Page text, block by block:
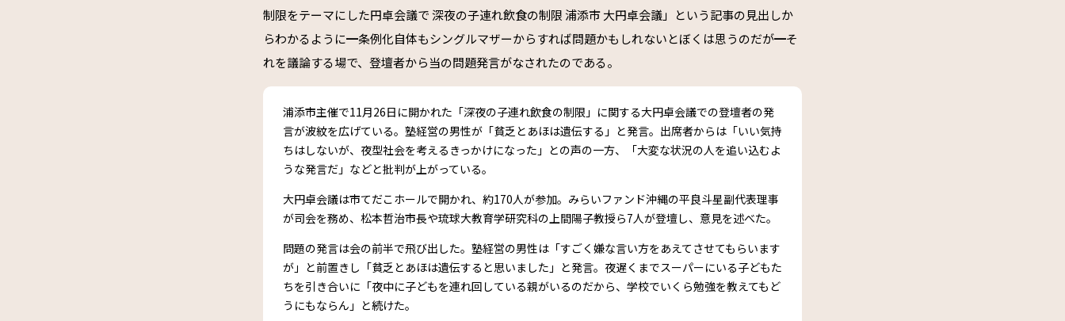
制限をテーマにした円卓会議で 深夜の子連れ飲食の制限 浦添市 大円卓会議」という記事の見出しか
らわかるように━条例化自体もシングルマザーからすれば問題かもしれないとぼくは思うのだが━そ
れを議論する場で、登壇者から当の問題発言がなされたのである。
浦添市主催で11月26日に開かれた「深夜の子連れ飲食の制限」に関する大円卓会議での登壇者の発
言が波紋を広げている。塾経営の男性が「貧乏とあほは遺伝する」と発言。出席者からは「いい気持
ちはしないが、夜型社会を考えるきっかけになった」との声の一方、「大変な状況の人を追い込むよ
うな発言だ」などと批判が上がっている。
大円卓会議は市てだこホールで開かれ、約170人が参加。みらいファンド沖縄の平良斗星副代表理事
が司会を務め、松本哲治市長や琉球大教育学研究科の上間陽子教授ら7人が登壇し、意見を述べた。
問題の発言は会の前半で飛び出した。塾経営の男性は「すごく嫌な言い方をあえてさせてもらいます
が」と前置きし「貧乏とあほは遺伝すると思いました」と発言。夜遅くまでスーパーにいる子どもた
ちを引き合いに「夜中に子どもを連れ回している親がいるのだから、学校でいくら勉強を教えてもど
うにもならん」と続けた。